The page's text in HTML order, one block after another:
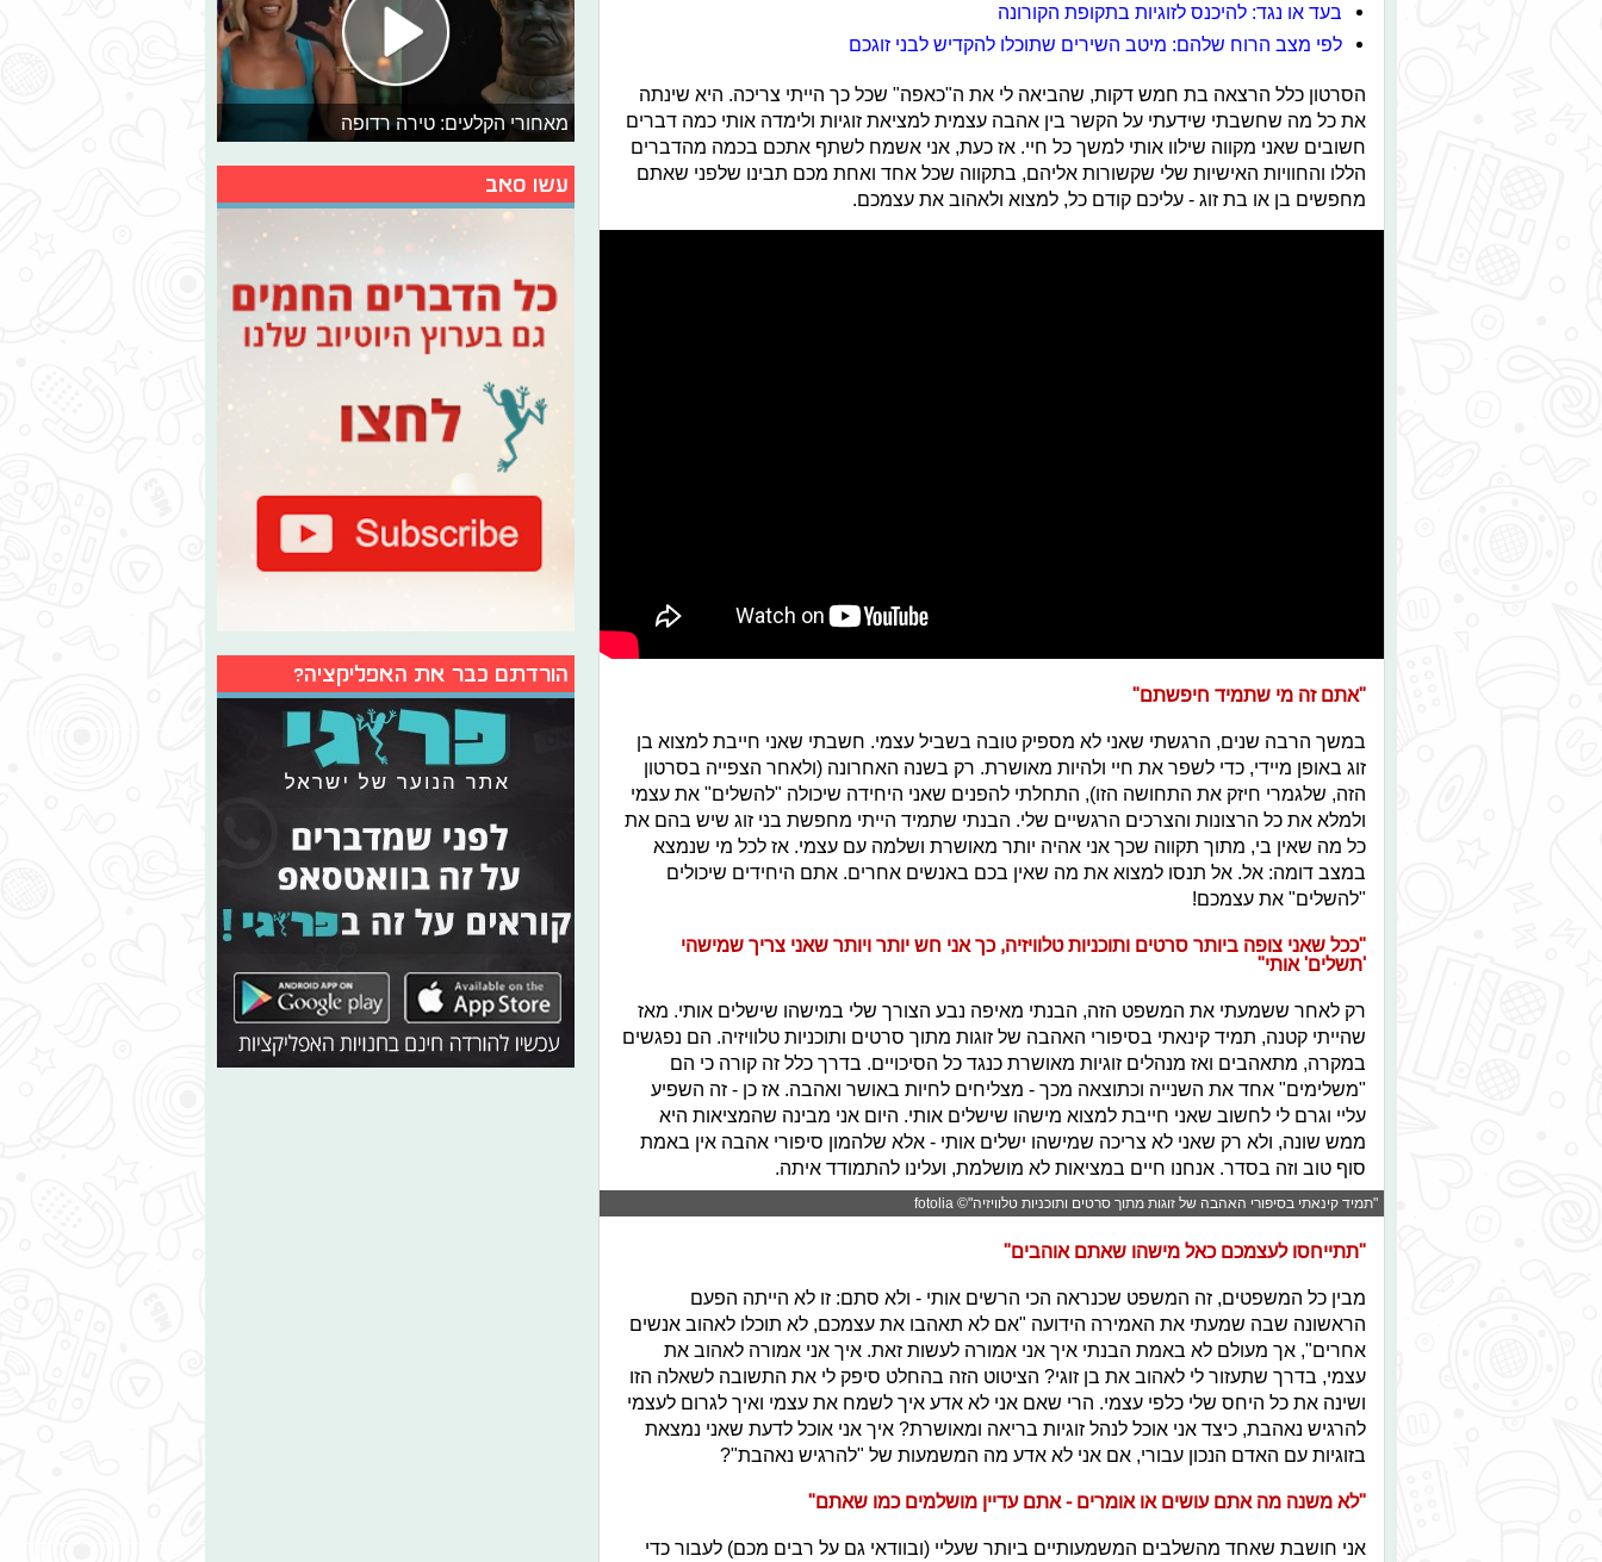
בעד או נגד: להיכנס לזוגיות בתקופת הקורונה
לפי מצב הרוח שלהם: מיטב השירים שתוכלו להקדיש לבני זוגכם
הסרטון כלל הרצאה בת חמש דקות, שהביאה לי את ה"כאפה" שכל כך הייתי צריכה. היא שינתה
את כל מה שחשבתי שידעתי על הקשר בין אהבה עצמית למציאת זוגיות ולימדה אותי כמה דברים
חשובים שאני מקווה שילוו אותי למשך כל חיי. אז כעת, אני אשמח לשתף אתכם בכמה מהדברים
הללו והחוויות האישיות שלי שקשורות אליהם, בתקווה שכל אחד ואחת מכם תבינו שלפני שאתם
מחפשים בן או בת זוג - עליכם קודם כל, למצוא ולאהוב את עצמכם.
"אתם זה מי שתמיד חיפשתם"
במשך הרבה שנים, הרגשתי שאני לא מספיק טובה בשביל עצמי. חשבתי שאני חייבת למצוא בן
זוג באופן מיידי, כדי לשפר את חיי ולהיות מאושרת. רק בשנה האחרונה (ולאחר הצפייה בסרטון
הזה, שלגמרי חיזק את התחושה הזו), התחלתי להפנים שאני היחידה שיכולה "להשלים" את עצמי
ולמלא את כל הרצונות והצרכים הרגשיים שלי. הבנתי שתמיד הייתי מחפשת בני זוג שיש בהם את
כל מה שאין בי, מתוך תקווה שכך אני אהיה יותר מאושרת ושלמה עם עצמי. אז לכל מי שנמצא
במצב דומה: אל. אל תנסו למצוא את מה שאין בכם באנשים אחרים. אתם היחידים שיכולים
"להשלים" את עצמכם!
"ככל שאני צופה ביותר סרטים ותוכניות טלוויזיה, כך אני חש יותר ויותר שאני צריך שמישהי
'תשלים' אותי"
רק לאחר ששמעתי את המשפט הזה, הבנתי מאיפה נבע הצורך שלי במישהו שישלים אותי. מאז
שהייתי קטנה, תמיד קינאתי בסיפורי האהבה של זוגות מתוך סרטים ותוכניות טלוויזיה. הם נפגשים
במקרה, מתאהבים ואז מנהלים זוגיות מאושרת כנגד כל הסיכויים. בדרך כלל זה קורה כי הם
"משלימים" אחד את השנייה וכתוצאה מכך - מצליחים לחיות באושר ואהבה. אז כן - זה השפיע
עליי וגרם לי לחשוב שאני חייבת למצוא מישהו שישלים אותי. היום אני מבינה שהמציאות היא
ממש שונה, ולא רק שאני לא צריכה שמישהו ישלים אותי - אלא שלהמון סיפורי אהבה אין באמת
סוף טוב וזה בסדר. אנחנו חיים במציאות לא מושלמת, ועלינו להתמודד איתה.
"תמיד קינאתי בסיפורי האהבה של זוגות מתוך סרטים ותוכניות טלוויזיה"© fotolia
"תתייחסו לעצמכם כאל מישהו שאתם אוהבים"
מבין כל המשפטים, זה המשפט שכנראה הכי הרשים אותי - ולא סתם: זו לא הייתה הפעם
הראשונה שבה שמעתי את האמירה הידועה "אם לא תאהבו את עצמכם, לא תוכלו לאהוב אנשים
אחרים", אך מעולם לא באמת הבנתי איך אני אמורה לעשות זאת. איך אני אמורה לאהוב את
עצמי, בדרך שתעזור לי לאהוב את בן זוגי? הציטוט הזה בהחלט סיפק לי את התשובה לשאלה הזו
ושינה את כל היחס שלי כלפי עצמי. הרי שאם אני לא אדע איך לשמח את עצמי ואיך לגרום לעצמי
להרגיש נאהבת, כיצד אני אוכל לנהל זוגיות בריאה ומאושרת? איך אני אוכל לדעת שאני נמצאת
בזוגיות עם האדם הנכון עבורי, אם אני לא אדע מה המשמעות של "להרגיש נאהבת"?
"לא משנה מה אתם עושים או אומרים - אתם עדיין מושלמים כמו שאתם"
אני חושבת שאחד מהשלבים המשמעותיים ביותר שעליי (ובוודאי גם על רבים מכם) לעבור כדי
מאחורי הקלעים: טירה רדופה
עשו סאב
הורדתם כבר את האפליקציה?